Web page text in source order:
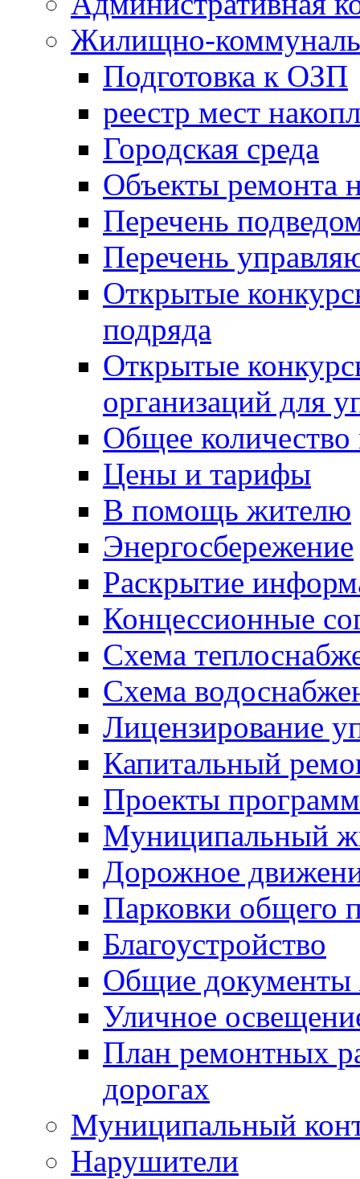
Жилищно-
Подготовка к ОЗП
реестр мест
Городская среда
Объекты ремонта
Перечень
Перечень
Открытые
подряда
Открытые
организаций для
Общее
Цены и тарифы
В помощь жителю
Энергосбережение
Раскрытие
Концессионные
Схема
Схема
Лицензирование
Капитальный
Проекты программ
Муниципальный
Дорожное
Парковки общего
Благоустройство
Общие
Уличное
План ремонтных
дорогах
Муниципальный
Нарушители